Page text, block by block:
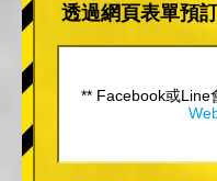
透過網頁表單預
** Facebook或Line